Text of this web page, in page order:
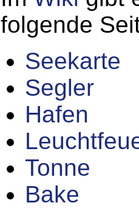
folgende
Seekarte
Segler
Hafen
Tonne
Bake